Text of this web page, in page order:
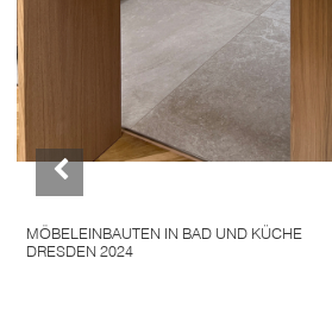
MÖBELEINBAUTEN IN BAD UND KÜCHE
DRESDEN 2024